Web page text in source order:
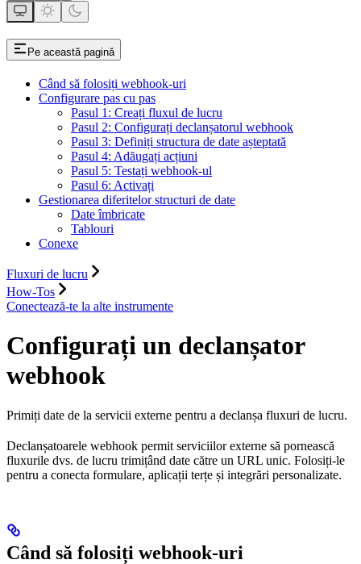
Pe această pagină
Când să folosiți webhook-uri
Configurare pas cu pas
Pasul 1: Creați fluxul de lucru
Pasul 2: Configurați declanșatorul webhook
Pasul 3: Definiți structura de date așteptată
Pasul 4: Adăugați acțiuni
Pasul 5: Testați webhook-ul
Pasul 6: Activați
Gestionarea diferitelor structuri de date
Date îmbricate
Tablouri
Conexe
Fluxuri de lucru
How-Tos
Conectează-te la alte instrumente
Configurați un declanșator
webhook
Primiți date de la servicii externe pentru a declanșa fluxuri de lucru.
Declanșatoarele webhook permit serviciilor externe să pornească
fluxurile dvs. de lucru trimițând date către un URL unic. Folosiți-le
pentru a conecta formulare, aplicații terțe și integrări personalizate.
Când să folosiți webhook-uri